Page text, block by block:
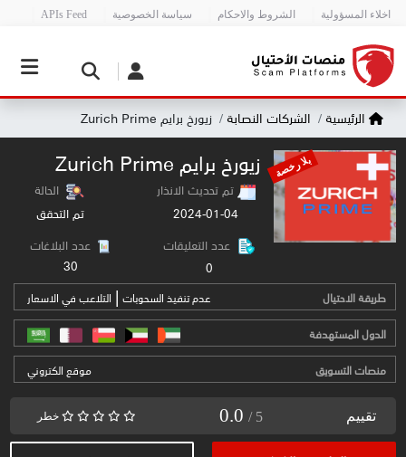
اخلاء المسؤولية الشروط والاحكام سياسة الخصوصية APIs Feed
الرئيسية الشركات النصابة زيورخ برايم Zurich Prime
بلا رخصة زيورخ برايم Zurich Prime
تم تحديث الانذار
2024-01-04
الحالة
تم التحقق
عدد التعليقات
0
عدد البلاغات
30
طريقة الاحتيال عدم تنفيذ السحوبات | التلاعب في الاسعار
الدول المستهدفة
منصات التسويق
موقع الكتروني
تقييم 0.0 / 5 خطر